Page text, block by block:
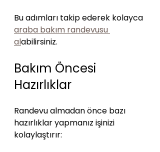
Bu adımları takip ederek kolayca
araba bakım randevusu
alabilirsiniz.
Bakım Öncesi
Hazırlıklar
Randevu almadan önce bazı
hazırlıklar yapmanız işinizi
kolaylaştırır: